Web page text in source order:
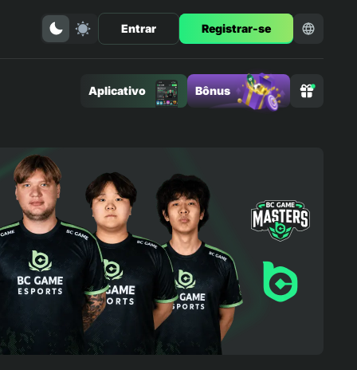
Entrar Registrar-se
Aplicativo Bônus